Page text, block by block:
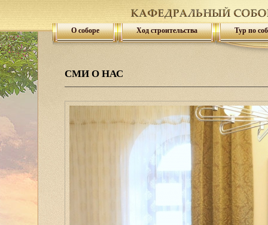
О соборе Ход строительства Тур по
СМИ О НАС